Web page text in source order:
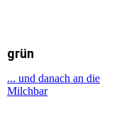
grün
... und danach an die
Milchbar